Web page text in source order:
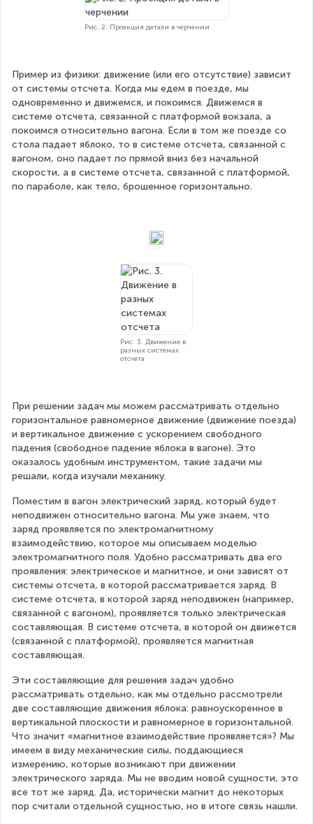
Рис. 2. Проекция детали в черчении
Пример из физики: движение (или его отсутствие) зависит
от системы отсчета. Когда мы едем в поезде, мы
одновременно и движемся, и покоимся. Движемся в
системе отсчета, связанной с платформой вокзала, а
покоимся относительно вагона. Если в том же поезде со
стола падает яблоко, то в системе отсчета, связанной с
вагоном, оно падает по прямой вниз без начальной
скорости, а в системе отсчета, связанной с платформой,
по параболе, как тело, брошенное горизонтально.
Рис. 3. Движение в
разных системах
отсчета
При решении задач мы можем рассматривать отдельно
горизонтальное равномерное движение (движение поезда)
и вертикальное движение с ускорением свободного
падения (свободное падение яблока в вагоне). Это
оказалось удобным инструментом, такие задачи мы
решали, когда изучали механику.
Поместим в вагон электрический заряд, который будет
неподвижен относительно вагона. Мы уже знаем, что
заряд проявляется по электромагнитному
взаимодействию, которое мы описываем моделью
электромагнитного поля. Удобно рассматривать два его
проявления: электрическое и магнитное, и они зависят от
системы отсчета, в которой рассматривается заряд. В
системе отсчета, в которой заряд неподвижен (например,
связанной с вагоном), проявляется только электрическая
составляющая. В системе отсчета, в которой он движется
(связанной с платформой), проявляется магнитная
составляющая.
Эти составляющие для решения задач удобно
рассматривать отдельно, как мы отдельно рассмотрели
две составляющие движения яблока: равноускоренное в
вертикальной плоскости и равномерное в горизонтальной.
Что значит «магнитное взаимодействие проявляется»? Мы
имеем в виду механические силы, поддающиеся
измерению, которые возникают при движении
электрического заряда. Мы не вводим новой сущности, это
все тот же заряд. Да, исторически магнит до некоторых
пор считали отдельной сущностью, но в итоге связь нашли.